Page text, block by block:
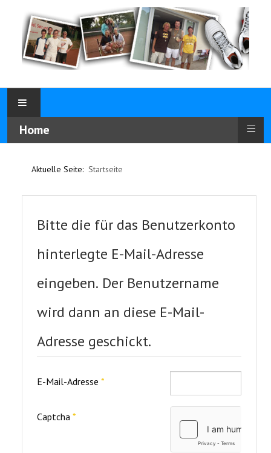
Home ≡
Aktuelle Seite: Startseite
Bitte die für das Benutzerkonto
hinterlegte E-Mail-Adresse
eingeben. Der Benutzername
wird dann an diese E-Mail-
Adresse geschickt.
E-Mail-Adresse *
Captcha *